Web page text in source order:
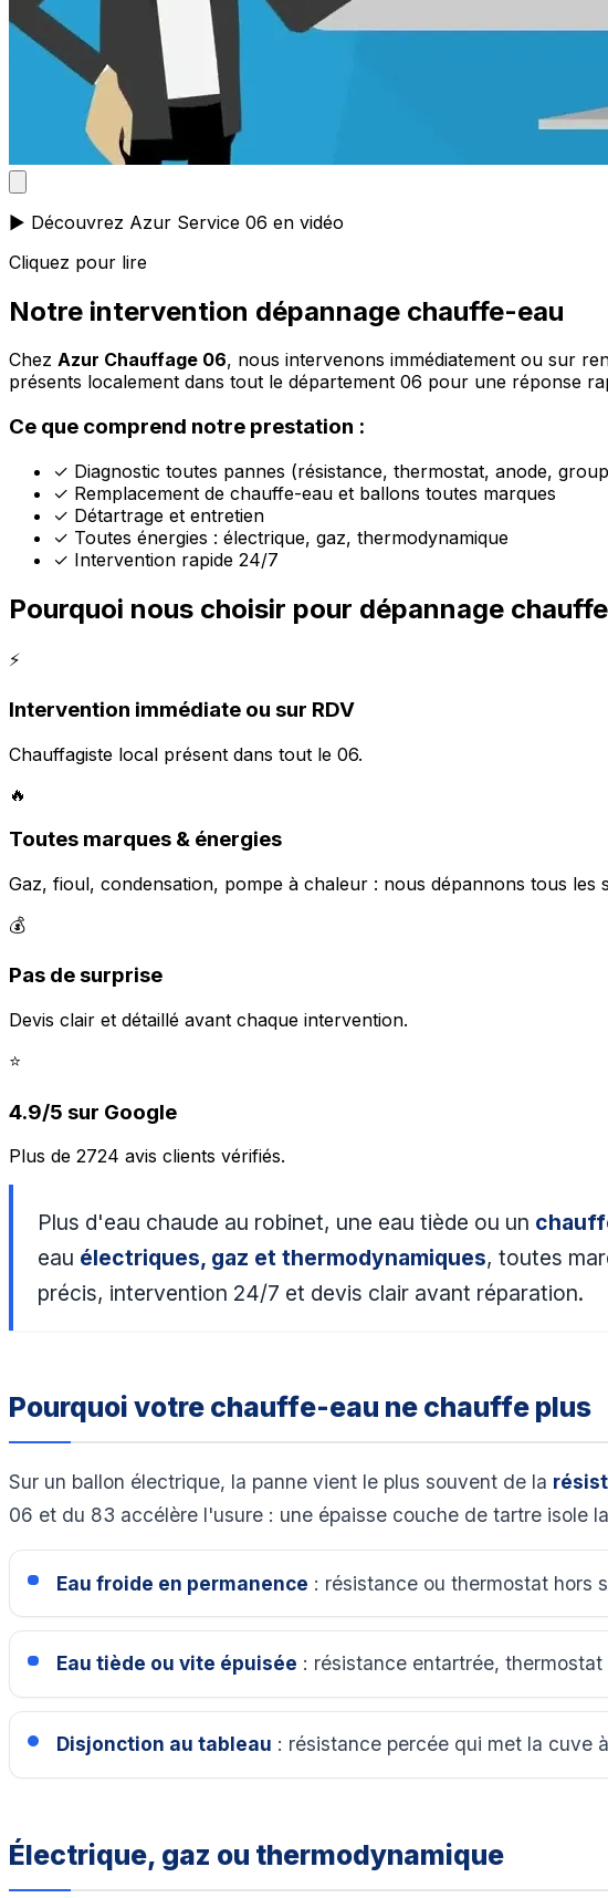
▶️ Découvrez Azur Service 06 en vidéo
Cliquez pour lire
Notre intervention dépannage chauffe-eau
Chez Azur Chauffage 06, nous intervenons immédiatement ou sur
présents localement dans tout le département 06 pour une réponse
Ce que comprend notre prestation :
✓ Diagnostic toutes pannes (résistance, thermostat, anode,
✓ Remplacement de chauffe-eau et ballons toutes marques
✓ Détartrage et entretien
✓ Toutes énergies : électrique, gaz, thermodynamique
✓ Intervention rapide 24/7
Pourquoi nous choisir pour dépannage
⚡
Intervention immédiate ou sur RDV
Chauffagiste local présent dans tout le 06.
🔥
Toutes marques & énergies
Gaz, fioul, condensation, pompe à chaleur : nous dépannons tous les
💰
Pas de surprise
Devis clair et détaillé avant chaque intervention.
⭐
4.9/5 sur Google
Plus de 2724 avis clients vérifiés.
Plus d'eau chaude au robinet, une eau tiède ou un
eau électriques, gaz et thermodynamiques, toutes
précis, intervention 24/7 et devis clair avant réparation.
Pourquoi votre chauffe-eau ne chauffe plus
Sur un ballon électrique, la panne vient le plus souvent de la
06 et du 83 accélère l'usure : une épaisse couche de tartre isole
Eau froide en permanence : résistance ou thermostat hors
Eau tiède ou vite épuisée : résistance entartrée,
Disjonction au tableau : résistance percée qui met la cuve
Électrique, gaz ou thermodynamique